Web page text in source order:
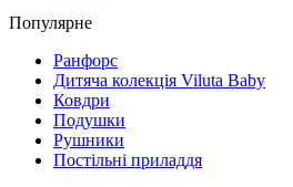
Популярне
Ранфорс
Дитяча колекція Viluta Baby
Ковдри
Подушки
Рушники
Постільні приладдя